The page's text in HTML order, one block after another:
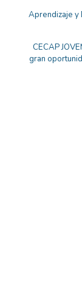
Aprendizaje y
CECAP
gran